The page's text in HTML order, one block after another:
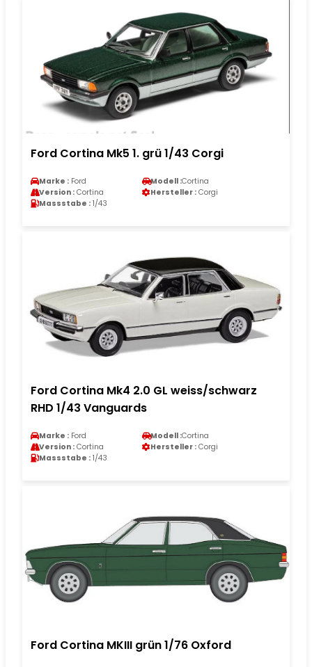
Ford Cortina Mk5 1. grü 1/43 Corgi
Marke : Ford Modell :Cortina
Version : Cortina Hersteller : Corgi
Massstabe : 1/43
Ford Cortina Mk4 2.0 GL weiss/schwarz
RHD 1/43 Vanguards
Marke : Ford Modell :Cortina
Version : Cortina Hersteller : Corgi
Massstabe : 1/43
Ford Cortina MKIII grün 1/76 Oxford